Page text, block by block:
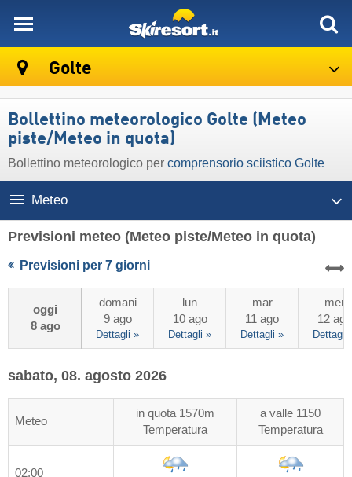
Golte
Bollettino meteorologico Golte (Meteo
piste/Meteo in quota)
Bollettino meteorologico per comprensorio sciistico Golte
Meteo
Previsioni meteo (Meteo piste/Meteo in quota)
Previsioni per 7 giorni
oggi
8 ago
domani
9 ago
Dettagli »
lun
10 ago
Dettagli »
mar
11 ago
Dettagli »
mer
12 ago
Dettagli
sabato, 08. agosto 2026
Meteo
in quota 1570m
Temperatura
a valle 1150
Temperatura
02:00